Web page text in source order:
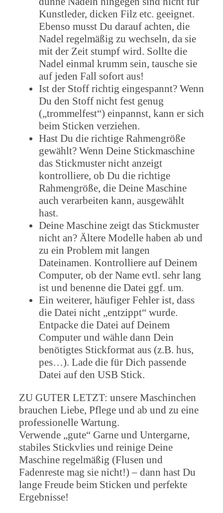
Kunstleder, dicken Filz etc. geeignet.
Ebenso musst Du darauf achten, die
Nadel regelmäßig zu wechseln, da sie
mit der Zeit stumpf wird. Sollte die
Nadel einmal krumm sein, tausche sie
auf jeden Fall sofort aus!
Ist der Stoff richtig eingespannt? Wenn
Du den Stoff nicht fest genug
(„trommelfest“) einpannst, kann er sich
beim Sticken verziehen.
Hast Du die richtige Rahmengröße
gewählt? Wenn Deine Stickmaschine
das Stickmuster nicht anzeigt
kontrolliere, ob Du die richtige
Rahmengröße, die Deine Maschine
auch verarbeiten kann, ausgewählt
hast.
Deine Maschine zeigt das Stickmuster
nicht an? Ältere Modelle haben ab und
zu ein Problem mit langen
Dateinamen. Kontrolliere auf Deinem
Computer, ob der Name evtl. sehr lang
ist und benenne die Datei ggf. um.
Ein weiterer, häufiger Fehler ist, dass
die Datei nicht „entzippt“ wurde.
Entpacke die Datei auf Deinem
Computer und wähle dann Dein
benötigtes Stickformat aus (z.B. hus,
pes…). Lade die für Dich passende
Datei auf den USB Stick.
ZU GUTER LETZT: unsere Maschinchen
brauchen Liebe, Pflege und ab und zu eine
professionelle Wartung.
Verwende „gute“ Garne und Untergarne,
stabiles Stickvlies und reinige Deine
Maschine regelmäßig (Flusen und
Fadenreste mag sie nicht!) – dann hast Du
lange Freude beim Sticken und perfekte
Ergebnisse!